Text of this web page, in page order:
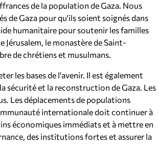
de la population de Gaza. Nous
de Gaza pour qu'ils soient soignés dans
humanitaire pour soutenir les familles
le monastère de Saint-
de chrétiens et musulmans.
les bases de l'avenir. Il est également
et la reconstruction de Gaza. Les
Les déplacements de populations
internationale doit continuer à
économiques immédiats et à mettre en
des institutions fortes et assurer la